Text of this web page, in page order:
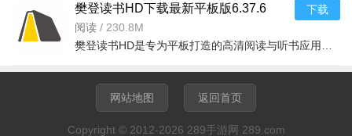
樊登读书HD下载最新平板版6.37.6
2026平板版
阅读 / 230.8M
下载
网站地图 返回首页
Copyright © 2012-2026 289手游网 289.com